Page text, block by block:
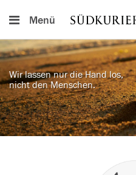
Menü
Wir lassen nur die Hand los,
nicht den Menschen.